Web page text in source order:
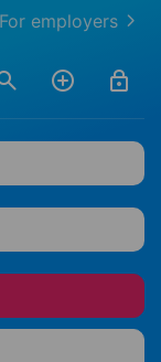
For employers